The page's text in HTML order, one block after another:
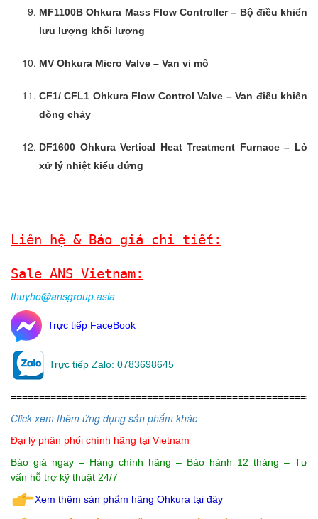
MF1100B Ohkura Mass Flow Controller – Bộ điều khiển
lưu lượng khối lượng
MV Ohkura Micro Valve – Van vi mô
CF1/ CFL1 Ohkura Flow Control Valve – Van điều khiển
dòng chảy
DF1600 Ohkura Vertical Heat Treatment Furnace – Lò
xử lý nhiệt kiểu đứng
Liên hệ & Báo giá chi tiết:
Sale ANS Vietnam:
thuyho@ansgroup.asia
Trực tiếp FaceBook
Trực tiếp Zalo: 0783698645
=====================================================
Click xem thêm ứng dụng sản phẩm khác
Đại lý phân phối chính hãng tại Vietnam
Báo giá ngay – Hàng chính hãng – Bảo hành 12 tháng – Tư
vấn hỗ trợ kỹ thuật 24/7
Xem thêm sản phẩm hãng Ohkura tại đây